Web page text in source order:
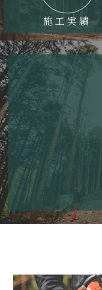
施工実績